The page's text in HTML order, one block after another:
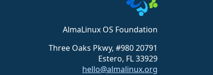
AlmaLinux OS Foundation
20791 Three Oaks Pkwy, #980
Estero, FL 33929
hello@almalinux.org